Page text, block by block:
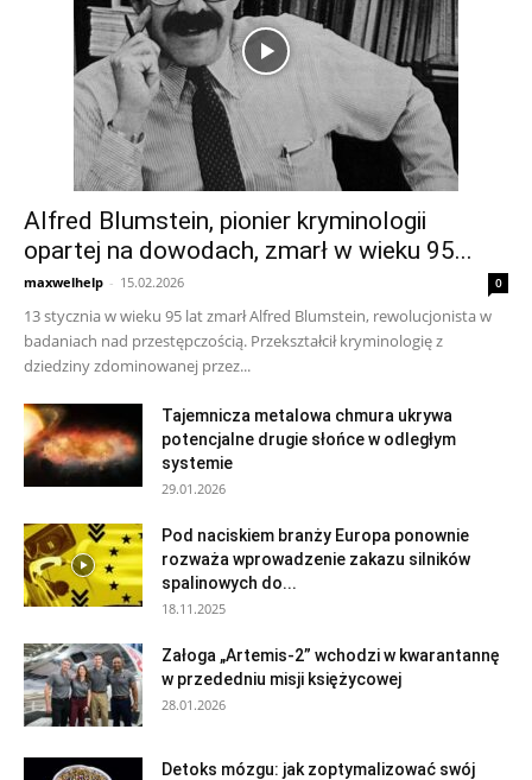
Alfred Blumstein, pionier kryminologii
opartej na dowodach, zmarł w wieku 95...
maxwelhelp - 15.02.2026 0
13 stycznia w wieku 95 lat zmarł Alfred Blumstein, rewolucjonista w
badaniach nad przestępczością. Przekształcił kryminologię z
dziedziny zdominowanej przez...
Tajemnicza metalowa chmura ukrywa
potencjalne drugie słońce w odległym
systemie
29.01.2026
Pod naciskiem branży Europa ponownie
rozważa wprowadzenie zakazu silników
spalinowych do...
18.11.2025
Załoga „Artemis-2” wchodzi w kwarantannę
w przededniu misji księżycowej
28.01.2026
Detoks mózgu: jak zoptymalizować swój